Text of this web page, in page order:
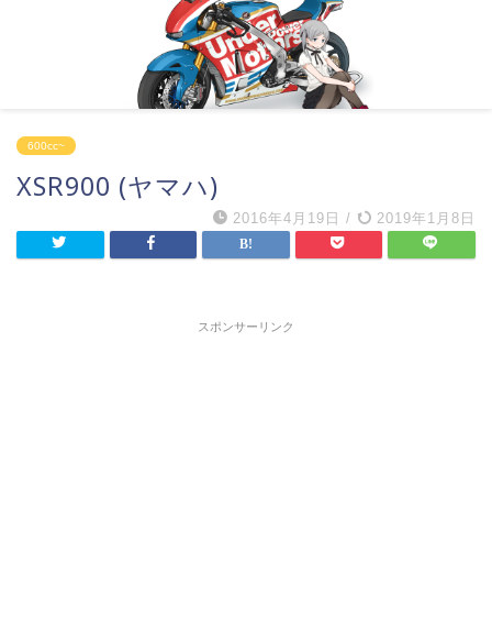
600cc~
XSR900 (ヤマハ)
2016年4月19日 / 2019年1月8日
スポンサーリンク